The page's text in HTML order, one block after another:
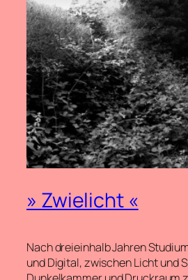
» Zwielicht «
Nach dreieinhalb Jahren
und Digital, zwischen Licht und